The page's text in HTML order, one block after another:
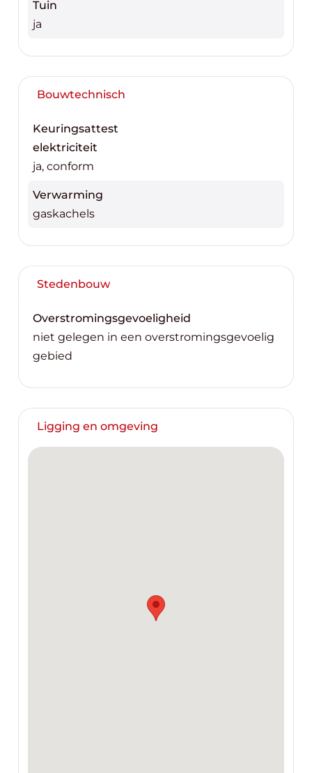
Tuin
ja
Bouwtechnisch
Keuringsattest
elektriciteit
ja, conform
Verwarming
gaskachels
Stedenbouw
Overstromingsgevoeligheid
niet gelegen in een overstromingsgevoelig
gebied
Ligging en omgeving